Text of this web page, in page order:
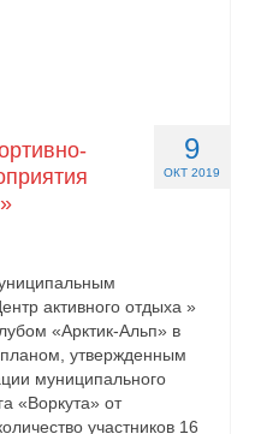
9
ОКТ 2019
активного отдыха »
«Арктик-Альп» в
утвержденным
муниципального
«Воркута» от
участников 16